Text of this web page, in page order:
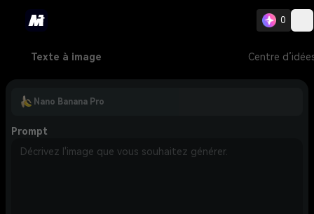
0
Texte à image Centre
Nano Banana Pro
Prompt